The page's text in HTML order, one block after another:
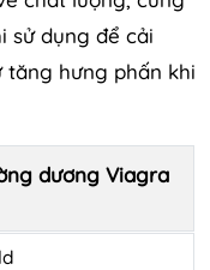
sử dụng để cải
tăng hưng phấn khi
dương Viagra